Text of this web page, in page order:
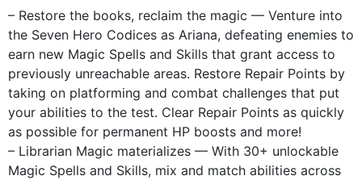
– Restore the books, reclaim the magic — Venture into
the Seven Hero Codices as Ariana, defeating enemies to
earn new Magic Spells and Skills that grant access to
previously unreachable areas. Restore Repair Points by
taking on platforming and combat challenges that put
your abilities to the test. Clear Repair Points as quickly
as possible for permanent HP boosts and more!
– Librarian Magic materializes — With 30+ unlockable
Magic Spells and Skills, mix and match abilities across